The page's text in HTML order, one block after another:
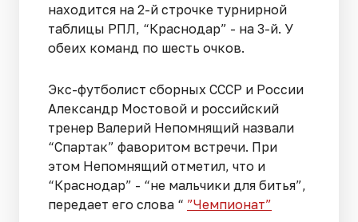
находится на 2-й строчке турнирной
таблицы РПЛ, “Краснодар” - на 3-й. У
обеих команд по шесть очков.
Экс-футболист сборных СССР и России
Александр Мостовой и российский
тренер Валерий Непомнящий назвали
“Спартак” фаворитом встречи. При
этом Непомнящий отметил, что и
“Краснодар” - “не мальчики для битья”,
передает его слова “ ”Чемпионат”